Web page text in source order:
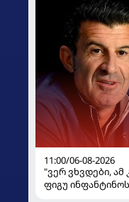
11:00/06-08-2026
"ვერ ვხვდები, ამ
ფიგუ